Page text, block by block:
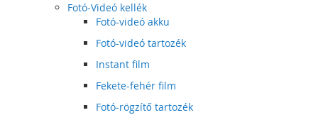
Fotó-Videó kellék
Fotó-videó akku
Fotó-videó tartozék
Instant film
Fekete-fehér film
Fotó-rögzítő tartozék